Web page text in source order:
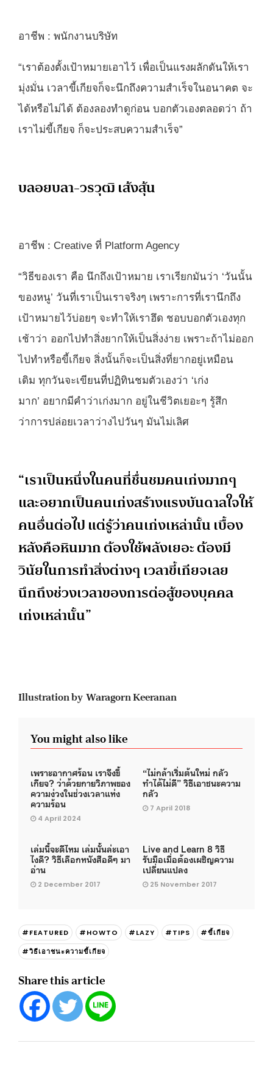
อาชีพ : พนักงานบริษัท
“เราต้องตั้งเป้าหมายเอาไว้ เพื่อเป็นแรงผลักดันให้เรา
มุ่งมั่น เวลาขี้เกียจก็จะนึกถึงความสำเร็จในอนาคต จะ
ได้หรือไม่ได้ ต้องลองทำดูก่อน บอกตัวเองตลอดว่า ถ้า
เราไม่ขี้เกียจ ก็จะประสบความสำเร็จ”
บลอยบลา-วรวุฒิ เส้งสุ้น
อาชีพ : Creative ที่ Platform Agency
“วิธีของเรา คือ นึกถึงเป้าหมาย เราเรียกมันว่า ‘วันนั้น
ของหนู’ วันที่เราเป็นเราจริงๆ เพราะการที่เรานึกถึง
เป้าหมายไว้บ่อยๆ จะทำให้เราฮึด ชอบบอกตัวเองทุก
เช้าว่า ออกไปทำสิ่งยากให้เป็นสิ่งง่าย เพราะถ้าไม่ออก
ไปทำหรือขี้เกียจ สิ่งนั้นก็จะเป็นสิ่งที่ยากอยู่เหมือน
เดิม ทุกวันจะเขียนที่ปฏิทินชมตัวเองว่า ‘เก่ง
มาก’ อยากมีคำว่าเก่งมาก อยู่ในชีวิตเยอะๆ รู้สึก
ว่าการปล่อยเวลาว่างไปวันๆ มันไม่เลิศ
“เราเป็นหนึ่งในคนที่ชื่นชมคนเก่งมากๆ
และอยากเป็นคนเก่งสร้างแรงบันดาลใจให้
คนอื่นต่อไป แต่รู้ว่าคนเก่งเหล่านั้น เบื้อง
หลังคือหินมาก ต้องใช้พลังเยอะ ต้องมี
วินัยในการทำสิ่งต่างๆ เวลาขี้เกียจเลย
นึกถึงช่วงเวลาของการต่อสู้ของบุคคล
เก่งเหล่านั้น”
Illustration by Waragorn Keeranan
You might also like
เพราะอากาศร้อน เราจึงขี้
เกียจ? ว่าด้วยกายวิภาพของ
ความง่วงในช่วงเวลาแห่ง
ความร้อน
4 April 2024
“ไม่กล้าเริ่มต้นใหม่ กลัว
ทำได้ไม่ดี” วิธีเอาชนะความ
กลัว
7 April 2018
เล่มนี้จะดีไหม เล่มนั้นล่ะเอา
ไงดี? วิธีเลือกหนังสือดีๆ มา
อ่าน
2 December 2017
Live and Learn 8 วิธี
รับมือเมื่อต้องเผชิญความ
เปลี่ยนแปลง
25 November 2017
#FEATURED #HOWTO #LAZY #TIPS
#ขี้เกียจ
#วิธีเอาชนะความขี้เกียจ
Share this article